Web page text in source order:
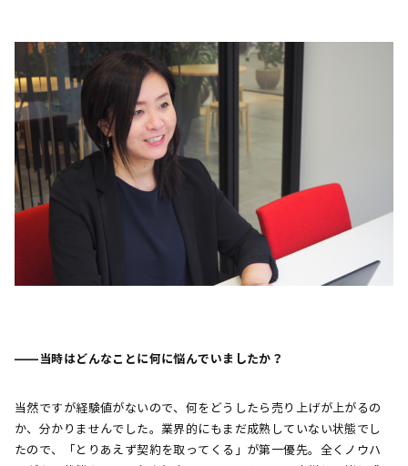
――当時はどんなことに何に悩んでいましたか？
当然ですが経験値がないので、何をどうしたら売り上げが上がるの
か、分かりませんでした。業界的にもまだ成熟していない状態でし
たので、「とりあえず契約を取ってくる」が第一優先。全くノウハ